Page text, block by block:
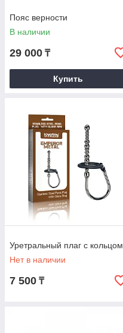
Пояс верности
В наличии
29 000 ₸
Купить
Уретральный плаг с кольцом
Нет в наличии
7 500 ₸